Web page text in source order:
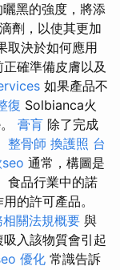
黑的強度，將添
劑，以使其更加
取決於如何應用
確準備皮膚以及
如果產品不
復 Solbianca火
膏肓 除了完成
整骨師 換護照 台
通常，構圖是
食品行業中的諾
的許可產品。
關法規概要 與
入該物質會引起
優化 常識告訴